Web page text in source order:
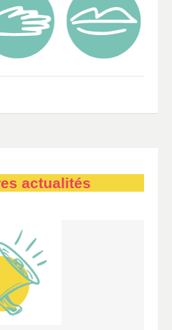
actualités